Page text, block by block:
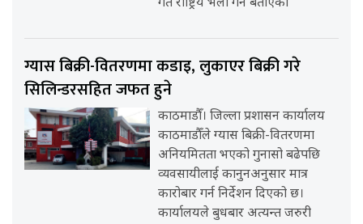
गते राष्ट्रिय भेला गर्ने बताएको
ग्यास बिक्री-वितरणमा कडाइ, लुकाएर बिक्री गरे
सिलिन्डरसहित जफत हुने
काठमाडौँ। जिल्ला प्रशासन कार्यालय
काठमाडौँले ग्यास बिक्री-वितरणमा
अनियमितता भएको गुनासो बढेपछि
व्यवसायीलाई कानुनअनुसार मात्र
कारोबार गर्न निर्देशन दिएको छ।
कार्यालयले बुधबार अत्यन्त जरुरी